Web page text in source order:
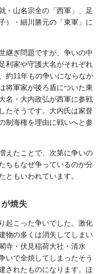
・山名宗全の「西軍」、足
）・細川勝元の「東軍」に
継ぎ問題ですが、争いの中
利家や守護大名がそれぞれ
約11年もの争いにならなか
将軍家が後ろ盾についた東
名・大内政弘が西軍に参戦
たそうです。大内氏は家督
制海権を理由に戦いへと参
えたことで、次第に争いの
ちもなぜ争っているのか分
ともいわれています。
焼失
起こった争いでした。激化
物の多くは消失してしまい
寺・伏見稲荷大社・清水
いで全焼してしまったそう
されたものになります。ほ